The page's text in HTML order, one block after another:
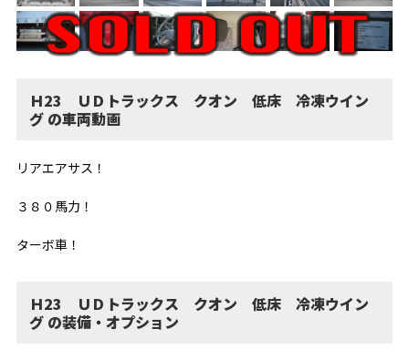
Ｈ23 ＵＤトラックス クオン 低床 冷凍ウイン
グ の車両動画
リアエアサス！
３８０馬力！
ターボ車！
Ｈ23 ＵＤトラックス クオン 低床 冷凍ウイン
グ の装備・オプション